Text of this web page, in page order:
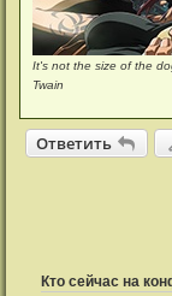
It's not the size of the
Twain
Ответить
Кто сейчас на